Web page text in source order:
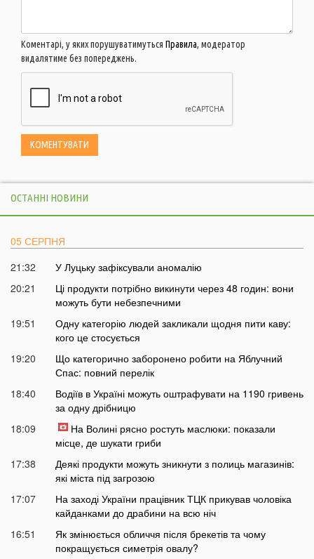
Коментарі, у яких порушуватимуться Правила, модератор
видалятиме без попереджень.
ОСТАННІ НОВИНИ
05 СЕРПНЯ
21:32
У Луцьку зафіксували аномалію
20:21
Ці продукти потрібно викинути через 48 годин: вони
можуть бути небезпечними
19:51
Одну категорію людей закликали щодня пити каву:
кого це стосується
19:20
Що категорично заборонено робити на Яблучний
Спас: повний перелік
18:40
Водіїв в Україні можуть оштрафувати на 1190 гривень
за одну дрібницю
18:09
На Волині рясно ростуть маслюки: показали
місце, де шукати гриби
17:38
Деякі продукти можуть зникнути з полиць магазинів:
які міста під загрозою
17:07
На заході України працівник ТЦК прикував чоловіка
кайданками до драбини на всю ніч
16:51
Як змінюється обличчя після брекетів та чому
покращується симетрія овалу?